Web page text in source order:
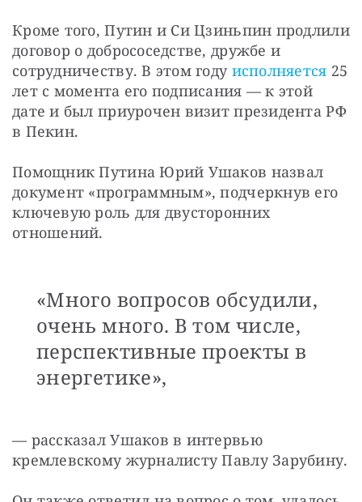
Кроме того, Путин и Си Цзиньпин продлили
договор о добрососедстве, дружбе и
сотрудничеству. В этом году исполняется 25
лет с момента его подписания — к этой
дате и был приурочен визит президента РФ
в Пекин.
Помощник Путина Юрий Ушаков назвал
документ «программным», подчеркнув его
ключевую роль для двусторонних
отношений.
«Много вопросов обсудили,
очень много. В том числе,
перспективные проекты в
энергетике»,
— рассказал Ушаков в интервью
кремлевскому журналисту Павлу Зарубину.